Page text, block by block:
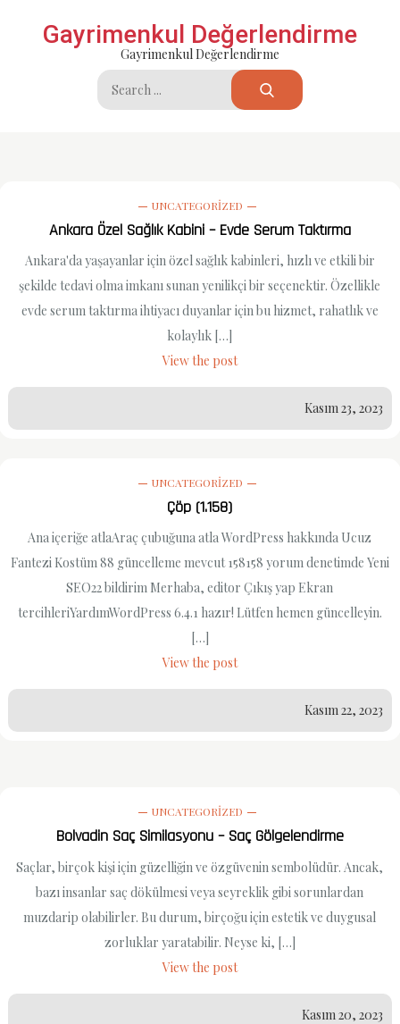
Gayrimenkul Değerlendirme
Gayrimenkul Değerlendirme
Search
for:
UNCATEGORIZED
Ankara Özel Sağlık Kabini – Evde Serum Taktırma
Ankara'da yaşayanlar için özel sağlık kabinleri, hızlı ve etkili bir
şekilde tedavi olma imkanı sunan yenilikçi bir seçenektir. Özellikle
evde serum taktırma ihtiyacı duyanlar için bu hizmet, rahatlık ve
kolaylık […]
View the post
Kasım 23, 2023
UNCATEGORIZED
Çöp (1.158)
Ana içeriğe atlaAraç çubuğuna atla WordPress hakkında Ucuz
Fantezi Kostüm 88 güncelleme mevcut 158158 yorum denetimde Yeni
SEO22 bildirim Merhaba, editor Çıkış yap Ekran
tercihleriYardımWordPress 6.4.1 hazır! Lütfen hemen güncelleyin.
[…]
View the post
Kasım 22, 2023
UNCATEGORIZED
Bolvadin Saç Similasyonu – Saç Gölgelendirme
Saçlar, birçok kişi için güzelliğin ve özgüvenin sembolüdür. Ancak,
bazı insanlar saç dökülmesi veya seyreklik gibi sorunlardan
muzdarip olabilirler. Bu durum, birçoğu için estetik ve duygusal
zorluklar yaratabilir. Neyse ki, […]
View the post
Kasım 20, 2023